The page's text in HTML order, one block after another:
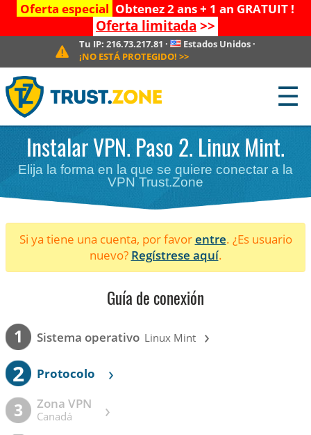
Oferta especial Obtenez 2 ans + 1 an GRATUIT !
Oferta limitada >>
Tu IP:216.73.217.81 · Estados Unidos·
¡NO ESTÁ PROTEGIDO! >>
☰
Instalar VPN. Paso 2. Linux Mint.
Elija la forma en la que se quiere conectar a la
VPN Trust.Zone
Si ya tiene una cuenta, por favorentre. ¿Es usuario
nuevo? Regístrese aquí.
Guía de conexión
1 Sistema operativo Linux Mint ›
2 Protocolo ›
3 Zona VPN
Canadá ›